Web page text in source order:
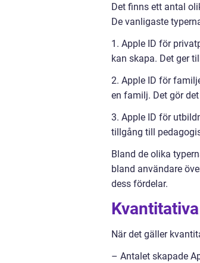
Det finns ett antal
De vanligaste
1. Apple ID för
kan skapa. Det ger
2. Apple ID för
en familj. Det gör
3. Apple ID för
tillgång till
Bland de olika
bland användare
dess fördelar.
När det gäller
– Antalet skapade